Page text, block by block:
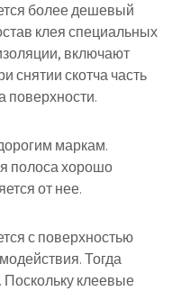
более дешевый
клея специальных
включают
снятии скотча часть
поверхности.
маркам.
полоса хорошо
от нее.
с поверхностью
Тогда
Поскольку клеевые